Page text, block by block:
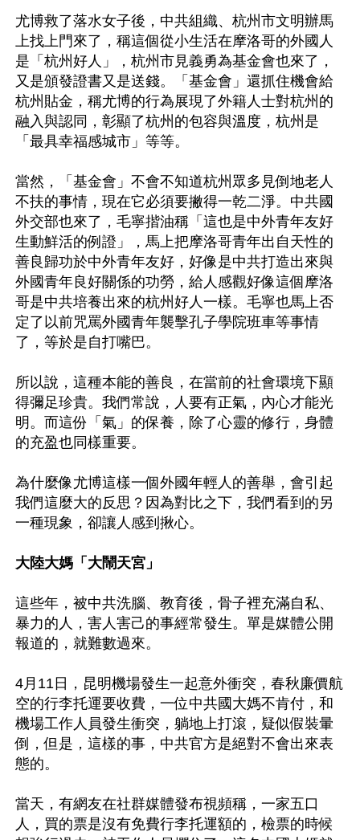
尤博救了落水女子後，中共組織、杭州市文明辦馬
上找上門來了，稱這個從小生活在摩洛哥的外國人
是「杭州好人」，杭州市見義勇為基金會也來了，
又是頒發證書又是送錢。「基金會」還抓住機會給
杭州貼金，稱尤博的行為展現了外籍人士對杭州的
融入與認同，彰顯了杭州的包容與溫度，杭州是
「最具幸福感城市」等等。
當然，「基金會」不會不知道杭州眾多見倒地老人
不扶的事情，現在它必須要撇得一乾二淨。中共國
外交部也來了，毛寧揩油稱「這也是中外青年友好
生動鮮活的例證」，馬上把摩洛哥青年出自天性的
善良歸功於中外青年友好，好像是中共打造出來與
外國青年良好關係的功勞，給人感觀好像這個摩洛
哥是中共培養出來的杭州好人一樣。毛寧也馬上否
定了以前咒罵外國青年襲擊孔子學院班車等事情
了，等於是自打嘴巴。
所以說，這種本能的善良，在當前的社會環境下顯
得彌足珍貴。我們常說，人要有正氣，內心才能光
明。而這份「氣」的保養，除了心靈的修行，身體
的充盈也同樣重要。
為什麼像尤博這樣一個外國年輕人的善舉，會引起
我們這麼大的反思？因為對比之下，我們看到的另
一種現象，卻讓人感到揪心。
大陸大媽「大鬧天宮」
這些年，被中共洗腦、教育後，骨子裡充滿自私、
暴力的人，害人害己的事經常發生。單是媒體公開
報道的，就難數過來。
4月11日，昆明機場發生一起意外衝突，春秋廉價航
空的行李托運要收費，一位中共國大媽不肯付，和
機場工作人員發生衝突，躺地上打滾，疑似假裝暈
倒，但是，這樣的事，中共官方是絕對不會出來表
態的。
當天，有網友在社群媒體發布視頻稱，一家五口
人，買的票是沒有免費行李托運額的，檢票的時候